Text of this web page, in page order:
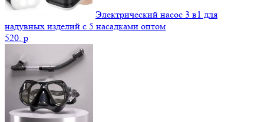
Электрический насос 3 в1 для
надувных изделий с 5 насадками оптом
520. p